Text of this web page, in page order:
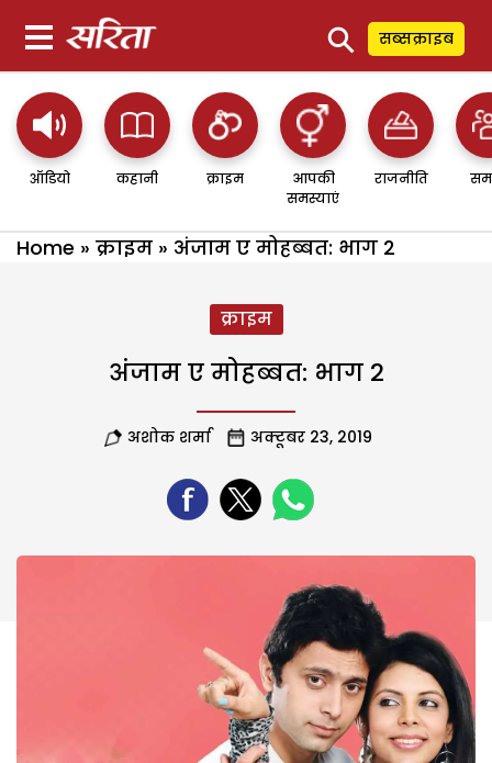
⚲ सब्सक्राइब
ऑडियो कहानी क्राइम
आपकी
समस्याएं
राजनीति
Home » क्राइम » अंजाम ए मोहब्बत: भाग 2
क्राइम
अंजाम ए मोहब्बत: भाग 2
अशोक शर्मा अक्टूबर 23, 2019